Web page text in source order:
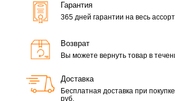
Гарантия
365 дней гарантии на весь
Возврат
Вы можете вернуть товар в
Доставка
Бесплатная доставка при
руб.